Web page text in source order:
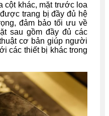
cột khác, mặt trước loa
trang bị đầy đủ hệ
đảm bảo tối ưu về
sau gồm đầy đủ các
cơ bản giúp người
các thiết bị khác trong